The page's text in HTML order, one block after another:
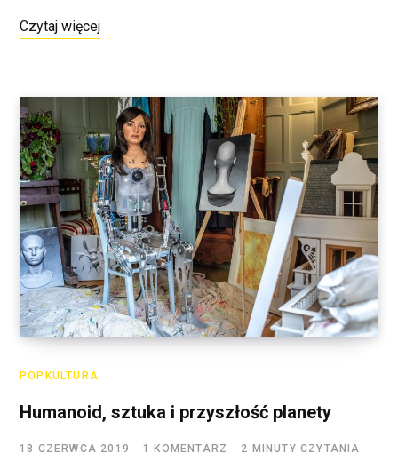
Czytaj więcej
POPKULTURA
Humanoid, sztuka i przyszłość planety
18 CZERWCA 2019 1 KOMENTARZ 2 MINUTY CZYTANIA